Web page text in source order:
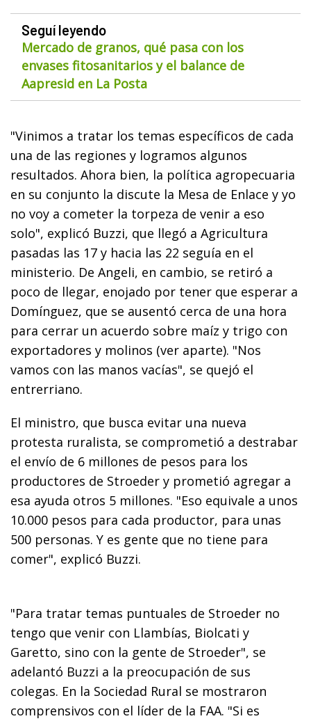
Seguí leyendo
Mercado de granos, qué pasa con los
envases fitosanitarios y el balance de
Aapresid en La Posta
"Vinimos a tratar los temas específicos de cada
una de las regiones y logramos algunos
resultados. Ahora bien, la política agropecuaria
en su conjunto la discute la Mesa de Enlace y yo
no voy a cometer la torpeza de venir a eso
solo", explicó Buzzi, que llegó a Agricultura
pasadas las 17 y hacia las 22 seguía en el
ministerio. De Angeli, en cambio, se retiró a
poco de llegar, enojado por tener que esperar a
Domínguez, que se ausentó cerca de una hora
para cerrar un acuerdo sobre maíz y trigo con
exportadores y molinos (ver aparte). "Nos
vamos con las manos vacías", se quejó el
entrerriano.
El ministro, que busca evitar una nueva
protesta ruralista, se comprometió a destrabar
el envío de 6 millones de pesos para los
productores de Stroeder y prometió agregar a
esa ayuda otros 5 millones. "Eso equivale a unos
10.000 pesos para cada productor, para unas
500 personas. Y es gente que no tiene para
comer", explicó Buzzi.
"Para tratar temas puntuales de Stroeder no
tengo que venir con Llambías, Biolcati y
Garetto, sino con la gente de Stroeder", se
adelantó Buzzi a la preocupación de sus
colegas. En la Sociedad Rural se mostraron
comprensivos con el líder de la FAA. "Si es